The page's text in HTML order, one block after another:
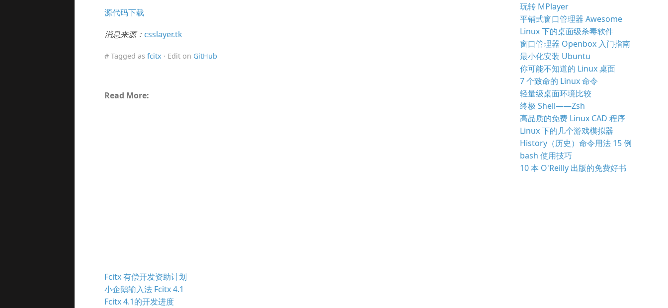
源代码下载
消息来源： csslayer.tk
# Tagged as fcitx · Edit on GitHub
Read More:
Fcitx 有偿开发资助计划
小企鹅输入法 Fcitx 4.1
Fcitx 4.1的开发进度
玩转 MPlayer
平铺式窗口管理器 Awesome
Linux 下的桌面级杀毒软件
窗口管理器 Openbox 入门指南
最小化安装 Ubuntu
你可能不知道的 Linux 桌面
7 个致命的 Linux 命令
轻量级桌面环境比较
终极 Shell——Zsh
高品质的免费 Linux CAD 程序
Linux 下的几个游戏模拟器
History（历史）命令用法 15 例
bash 使用技巧
10 本 O'Reilly 出版的免费好书